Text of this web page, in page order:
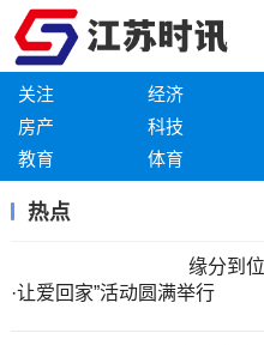
关注 经济
房产
科技
教育
体育
热点
缘分到
·让爱回家”活动圆满举行